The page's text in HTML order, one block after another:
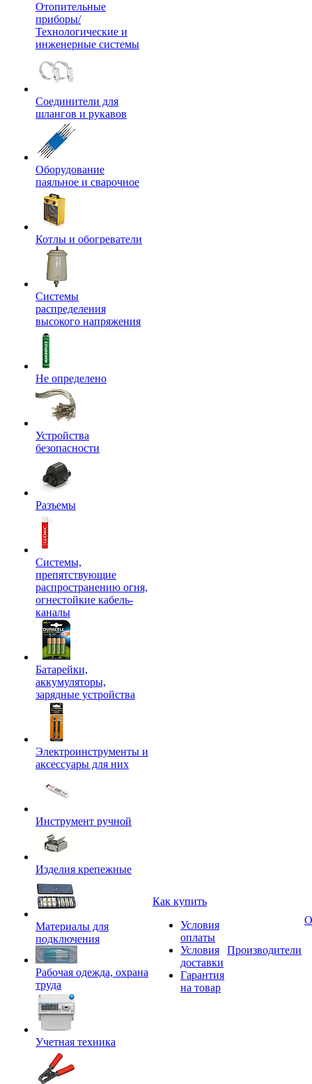
Отопительные
приборы/
Технологические и
инженерные системы
Соединители для
шлангов и рукавов
Оборудование
паяльное и сварочное
Котлы и обогреватели
Системы
распределения
высокого напряжения
Не определено
Устройства
безопасности
Разъемы
Системы,
препятствующие
распространению огня,
огнестойкие кабель-
каналы
Батарейки,
аккумуляторы,
зарядные устройства
Электроинструменты и
аксессуары для них
Инструмент ручной
Изделия крепежные
Материалы для
подключения
Рабочая одежда, охрана
труда
Учетная техника
Как купить
Условия
оплаты
Условия
доставки
Гарантия
на товар
Производители